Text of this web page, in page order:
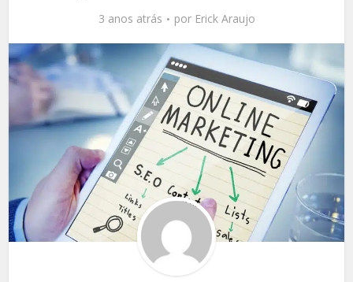
3 anos atrás por Erick Araujo